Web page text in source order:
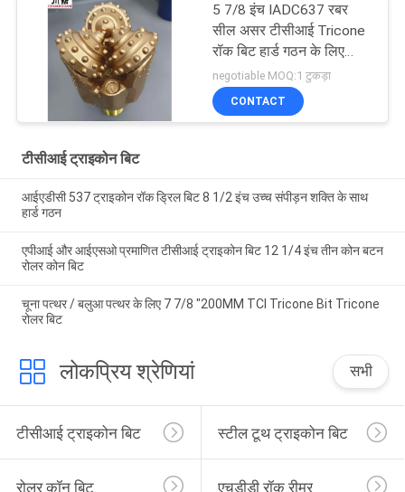
5 7/8 इंच IADC637 रबर
सील असर टीसीआई Tricone
रॉक बिट हार्ड गठन के लिए
अच्छी तरह से ड्रिलिंग
negotiable MOQ:1 टुकड़ा
CONTACT
टीसीआई ट्राइकोन बिट
आईएडीसी 537 ट्राइकोन रॉक ड्रिल बिट 8 1/2 इंच उच्च संपीड़न शक्ति के साथ
हार्ड गठन
एपीआई और आईएसओ प्रमाणित टीसीआई ट्राइकोन बिट 12 1/4 इंच तीन कोन बटन
रोलर कोन बिट
चूना पत्थर / बलुआ पत्थर के लिए 7 7/8 "200MM TCI Tricone Bit Tricone
रोलर बिट
लोकप्रिय श्रेणियां सभी
टीसीआई ट्राइकोन बिट स्टील टूथ ट्राइकोन बिट
रोलर कॉन बिट एचडीडी रॉक रीमर